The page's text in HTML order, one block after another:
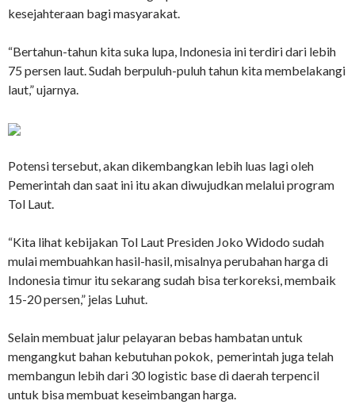
kesejahteraan bagi masyarakat.
“Bertahun-tahun kita suka lupa, Indonesia ini terdiri dari lebih
75 persen laut. Sudah berpuluh-puluh tahun kita membelakangi
laut,” ujarnya.
Potensi tersebut, akan dikembangkan lebih luas lagi oleh
Pemerintah dan saat ini itu akan diwujudkan melalui program
Tol Laut.
“Kita lihat kebijakan Tol Laut Presiden Joko Widodo sudah
mulai membuahkan hasil-hasil, misalnya perubahan harga di
Indonesia timur itu sekarang sudah bisa terkoreksi, membaik
15-20 persen,” jelas Luhut.
Selain membuat jalur pelayaran bebas hambatan untuk
mengangkut bahan kebutuhan pokok, pemerintah juga telah
membangun lebih dari 30 logistic base di daerah terpencil
untuk bisa membuat keseimbangan harga.